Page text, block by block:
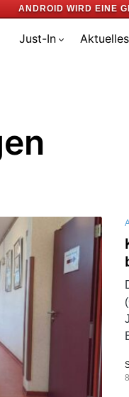
ANDROID WIRD EINE
Just-In Aktuelles